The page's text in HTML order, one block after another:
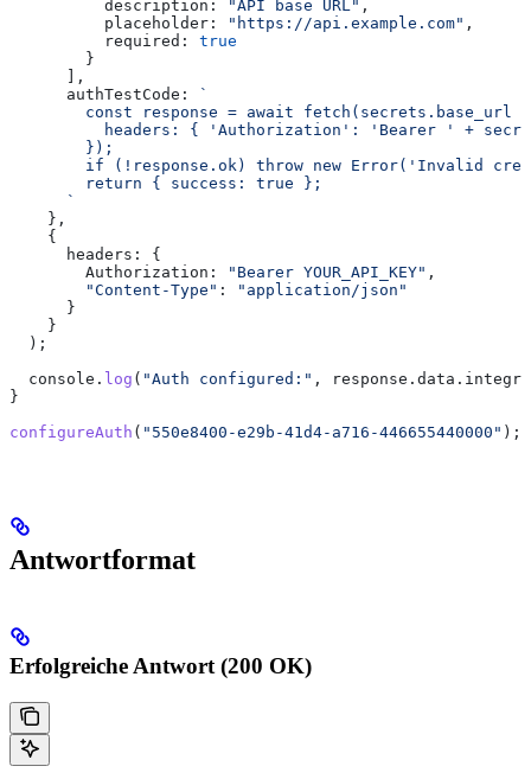
          description:
"API base URL" ,
          placeholder:
"https://api.example.com" ,
          required:
true
        }
      ],
      authTestCode:
`
const response = await fetch(secrets.base_url
headers: { 'Authorization': 'Bearer ' +
        });
if (!response.ok) throw new Error('Invalid
        return { success: true };
      `
    },
    {
      headers:
{
        Authorization:
"Bearer YOUR_API_KEY" ,
        "Content-Type"
:
"application/json"
      }
    }
  );
  console
. log ( "Auth configured:" , response . data .
}
configureAuth ( "550e8400-e29b-41d4-a716-446655440000" );
Antwortformat
Erfolgreiche Antwort (200 OK)